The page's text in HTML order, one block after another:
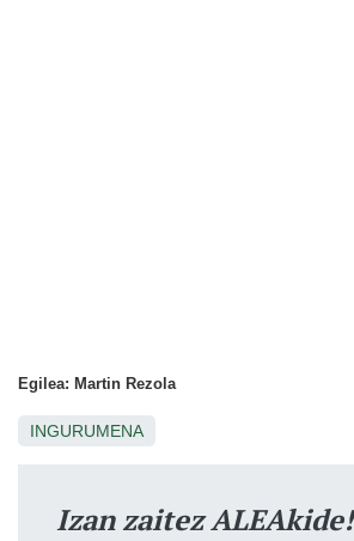
Egilea: Martin Rezola
INGURUMENA
Izan zaitez ALEAkide!